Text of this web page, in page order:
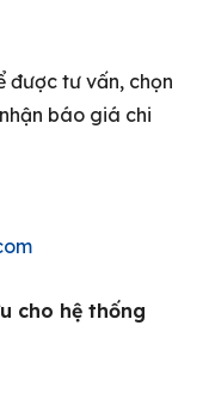
được tư vấn, chọn
báo giá chi
cho hệ thống